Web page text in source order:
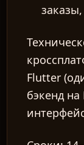
Flutter
бэкенд